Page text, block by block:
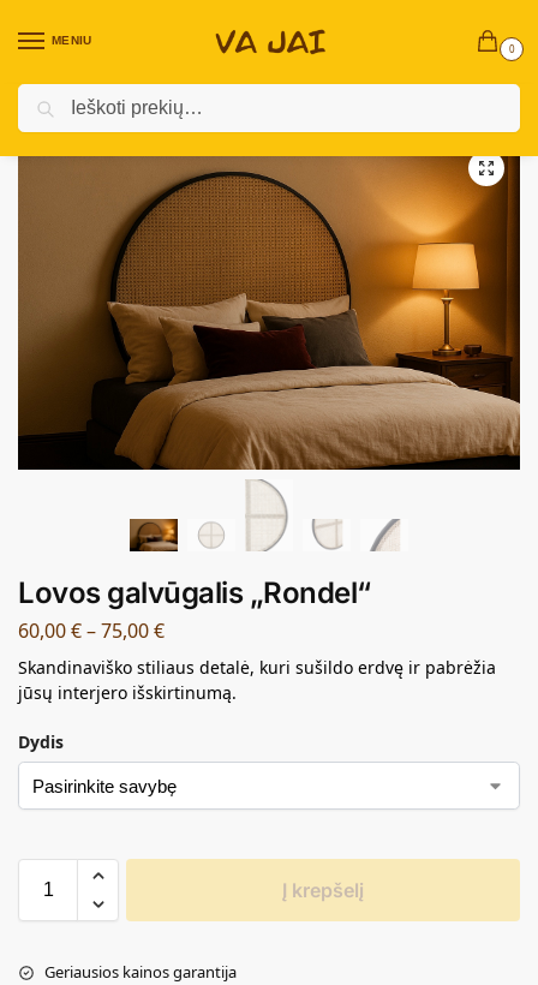
MENIU
0
Pradžia / Vidaus baldai /
Lovos galvūgalis „Rondel“
60,00€–75,00€
Skandinaviško stiliaus detalė, kuri sušildo erdvę ir pabrėžia
jūsų interjero išskirtinumą.
Dydis
Į krepšelį
Geriausios kainos garantija